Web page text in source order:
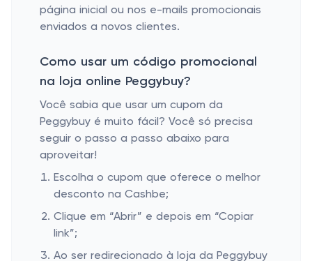
página inicial ou nos e-mails promocionais
enviados a novos clientes.
Como usar um código promocional
na loja online Peggybuy?
Você sabia que usar um cupom da
Peggybuy é muito fácil? Você só precisa
seguir o passo a passo abaixo para
aproveitar!
Escolha o cupom que oferece o melhor
desconto na Cashbe;
Clique em “Abrir” e depois em “Copiar
link”;
Ao ser redirecionado à loja da Peggybuy